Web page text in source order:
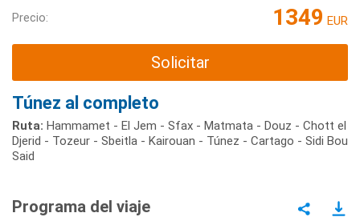
Precio: 1349 EUR
Solicitar
Túnez al completo
Ruta: Hammamet - El Jem - Sfax - Matmata - Douz - Chott el
Djerid - Tozeur - Sbeitla - Kairouan - Túnez - Cartago - Sidi Bou
Said
Programa del viaje